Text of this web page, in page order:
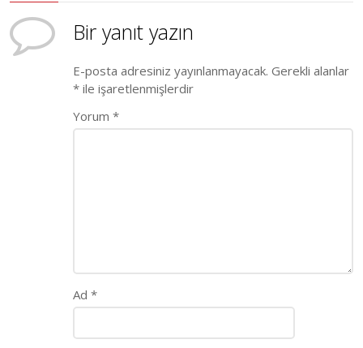
Bir yanıt yazın
E-posta adresiniz yayınlanmayacak. Gerekli alanlar
* ile işaretlenmişlerdir
Yorum*
Ad*